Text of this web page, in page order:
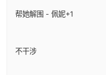
帮她解围 - 佩妮+1
不干涉